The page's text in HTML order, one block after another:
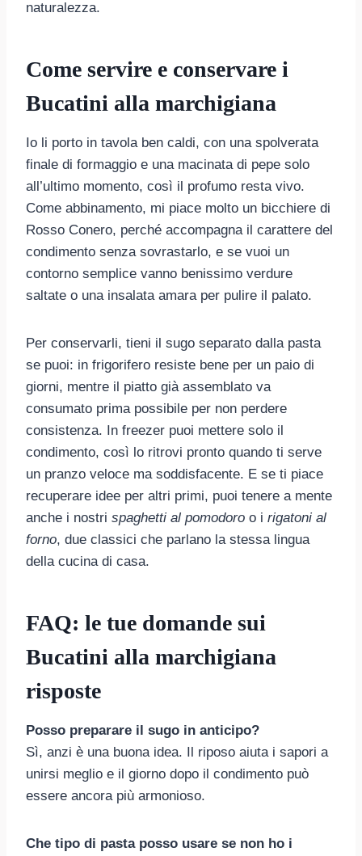
naturalezza.
Come servire e conservare i
Bucatini alla marchigiana
Io li porto in tavola ben caldi, con una spolverata
finale di formaggio e una macinata di pepe solo
all’ultimo momento, così il profumo resta vivo.
Come abbinamento, mi piace molto un bicchiere di
Rosso Conero, perché accompagna il carattere del
condimento senza sovrastarlo, e se vuoi un
contorno semplice vanno benissimo verdure
saltate o una insalata amara per pulire il palato.
Per conservarli, tieni il sugo separato dalla pasta
se puoi: in frigorifero resiste bene per un paio di
giorni, mentre il piatto già assemblato va
consumato prima possibile per non perdere
consistenza. In freezer puoi mettere solo il
condimento, così lo ritrovi pronto quando ti serve
un pranzo veloce ma soddisfacente. E se ti piace
recuperare idee per altri primi, puoi tenere a mente
anche i nostri spaghetti al pomodoro o i rigatoni al
forno, due classici che parlano la stessa lingua
della cucina di casa.
FAQ: le tue domande sui
Bucatini alla marchigiana
risposte
Posso preparare il sugo in anticipo?
Sì, anzi è una buona idea. Il riposo aiuta i sapori a
unirsi meglio e il giorno dopo il condimento può
essere ancora più armonioso.
Che tipo di pasta posso usare se non ho i